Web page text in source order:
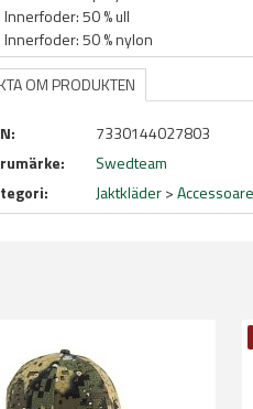
Innerfoder: 50 % ull
Innerfoder: 50 % nylon
OM PRODUKTEN
7330144027803
Swedteam
Jaktkläder>